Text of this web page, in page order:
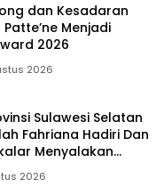
dan Kesadaran
Menjadi
2026
2026
Sulawesi Selatan
Fahriana Hadiri Dan
Menyalakan
Melalui Malam
Award 2026
2026